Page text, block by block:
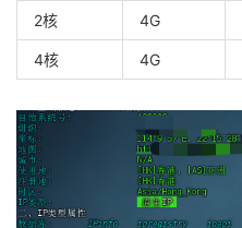
2核 4G
4核 4G